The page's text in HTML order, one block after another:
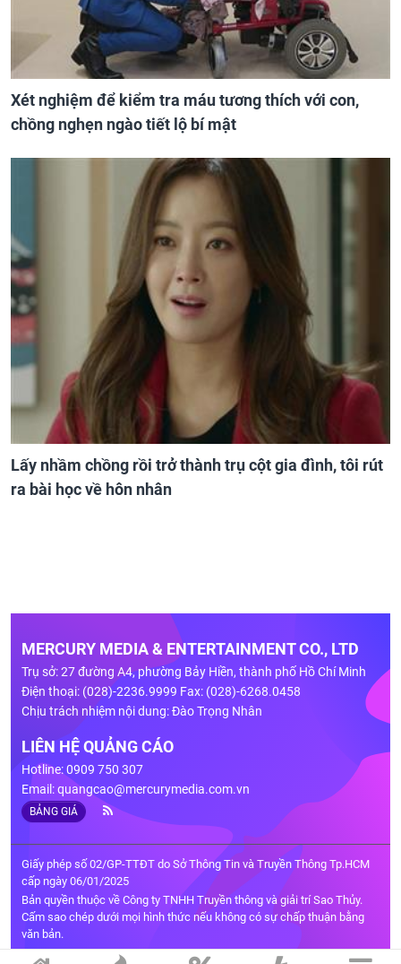
Xét nghiệm để kiểm tra máu tương thích với con,
chồng nghẹn ngào tiết lộ bí mật
Lấy nhầm chồng rồi trở thành trụ cột gia đình, tôi rút
ra bài học về hôn nhân
MERCURY MEDIA & ENTERTAINMENT CO., LTD
Trụ sở: 27 đường A4, phường Bảy Hiền, thành phố Hồ Chí Minh
Điện thoại: (028)-2236.9999 Fax: (028)-6268.0458
Chịu trách nhiệm nội dung: Đào Trọng Nhân
LIÊN HỆ QUẢNG CÁO
Hotline: 0909 750 307
Email:quangcao@mercurymedia.com.vn
BẢNG GIÁ
Giấy phép số 02/GP-TTĐT do Sở Thông Tin và Truyền Thông Tp.HCM
cấp ngày 06/01/2025
Bản quyền thuộc về Công ty TNHH Truyền thông và giải trí Sao Thủy.
Cấm sao chép dưới mọi hình thức nếu không có sự chấp thuận bằng
văn bản.